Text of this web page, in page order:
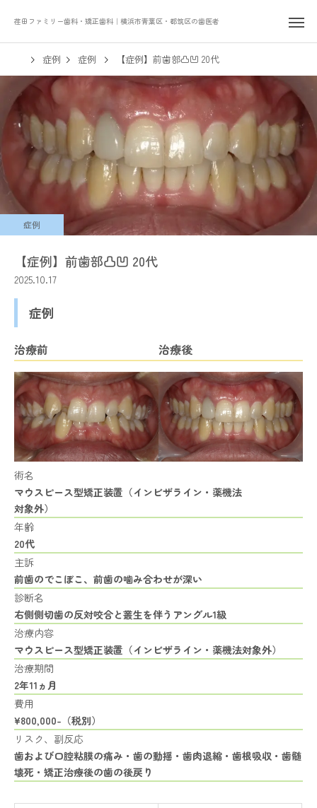
荏田ファミリー歯科・矯正歯科｜横浜市青葉区・都筑区の歯医者
症例 症例 【症例】前歯部凸凹 20代
症例
【症例】前歯部凸凹 20代
2025.10.17
症例
治療前 治療後
術名
マウスピース型矯正装置（インビザライン・薬機法
対象外）
年齢
20代
主訴
前歯のでこぼこ、前歯の噛み合わせが深い
診断名
右側側切歯の反対咬合と叢生を伴うアングル1級
治療内容
マウスピース型矯正装置（インビザライン・薬機法対象外）
治療期間
2年11ヵ月
費用
¥800,000-（税別）
リスク、副反応
歯および口腔粘膜の痛み・歯の動揺・歯肉退縮・歯根吸収・歯髄
壊死・矯正治療後の歯の後戻り